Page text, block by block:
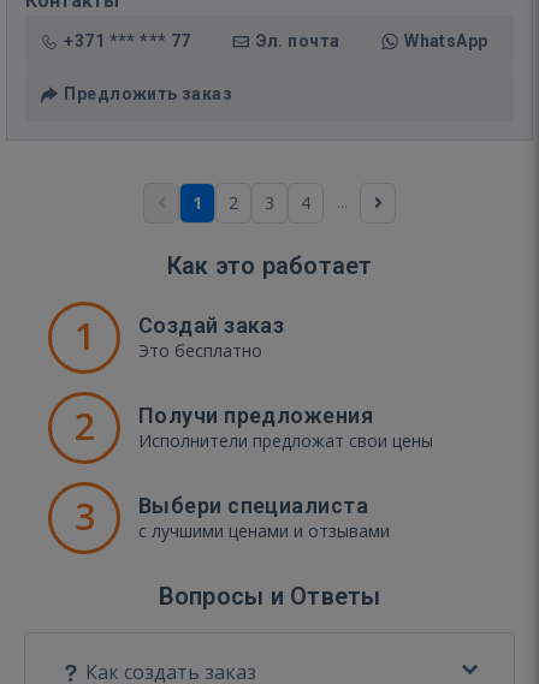
+371 *** *** 77 Эл. почта WhatsApp
Предложить заказ
1 2 3 4 ...
Как это работает
1 Создай заказ
Это бесплатно
2 Получи предложения
Исполнители предложат свои цены
3 Выбери специалиста
с лучшими ценами и отзывами
Вопросы и Ответы
Как создать заказ